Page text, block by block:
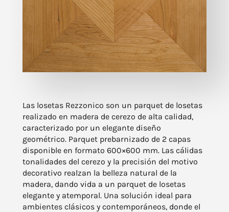
Las losetas Rezzonico son un parquet de losetas
realizado en madera de cerezo de alta calidad,
caracterizado por un elegante diseño
geométrico. Parquet prebarnizado de 2 capas
disponible en formato 600×600 mm. Las cálidas
tonalidades del cerezo y la precisión del motivo
decorativo realzan la belleza natural de la
madera, dando vida a un parquet de losetas
elegante y atemporal. Una solución ideal para
ambientes clásicos y contemporáneos, donde el